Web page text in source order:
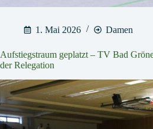
1. Mai 2026 Damen
Aufstiegstraum geplatzt – TV Bad
der Relegation